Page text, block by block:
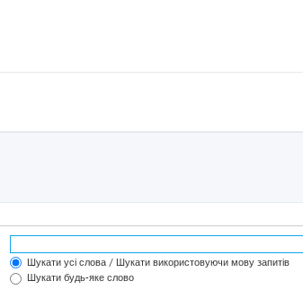
Шукати усі слова / Шукати використовуючи мову запитів
Шукати будь-яке слово